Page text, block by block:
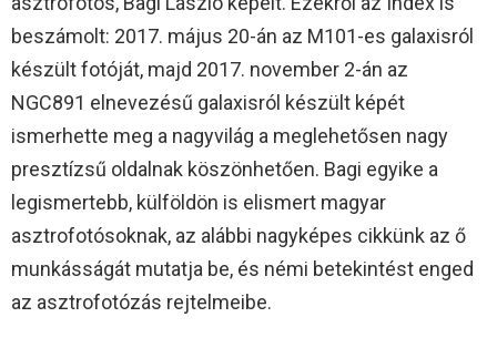
beszámolt: 2017. május 20-án az M101-es galaxisról
készült fotóját, majd 2017. november 2-án az
NGC891 elnevezésű galaxisról készült képét
ismerhette meg a nagyvilág a meglehetősen nagy
presztízsű oldalnak köszönhetően. Bagi egyike a
legismertebb, külföldön is elismert magyar
asztrofotósoknak, az alábbi nagyképes cikkünk az ő
munkásságát mutatja be, és némi betekintést enged
az asztrofotózás rejtelmeibe.